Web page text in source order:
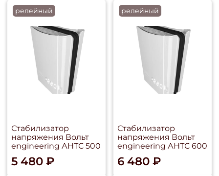
релейный
Стабилизатор
напряжения Вольт
engineering АНТС 500
5 480 ₽
релейный
Стабилизатор
напряжения Вольт
engineering АНТС 600
6 480 ₽